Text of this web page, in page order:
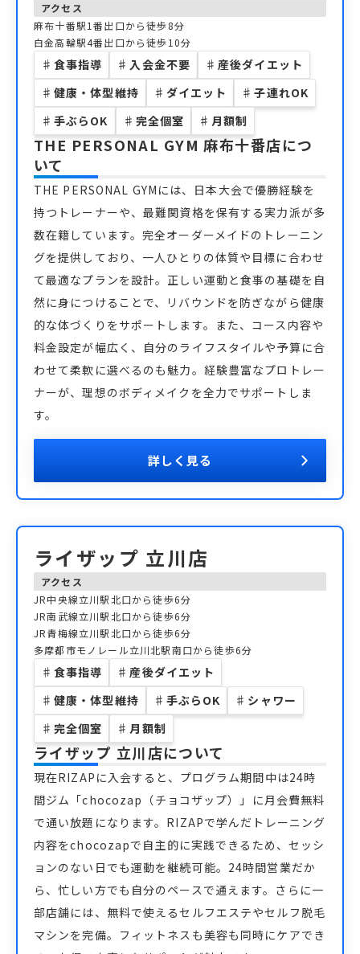
アクセス
麻布十番駅1番出口から徒歩8分
白金高輪駅4番出口から徒歩10分
♯ 食事指導 ♯ 入会金不要 ♯ 産後ダイエット
♯ 健康・体型維持 ♯ ダイエット ♯ 子連れOK
♯ 手ぶらOK ♯ 完全個室 ♯ 月額制
THE PERSONAL GYM 麻布十番店につ
いて
THE PERSONAL GYMには、日本大会で優勝経験を
持つトレーナーや、最難関資格を保有する実力派が多
数在籍しています。完全オーダーメイドのトレーニン
グを提供しており、一人ひとりの体質や目標に合わせ
て最適なプランを設計。正しい運動と食事の基礎を自
然に身につけることで、リバウンドを防ぎながら健康
的な体づくりをサポートします。また、コース内容や
料金設定が幅広く、自分のライフスタイルや予算に合
わせて柔軟に選べるのも魅力。経験豊富なプロトレー
ナーが、理想のボディメイクを全力でサポートしま
す。
詳しく見る
ライザップ 立川店
アクセス
JR中央線立川駅北口から徒歩6分
JR南武線立川駅北口から徒歩6分
JR青梅線立川駅北口から徒歩6分
多摩都市モノレール立川北駅南口から徒歩6分
♯ 食事指導 ♯ 産後ダイエット
♯ 健康・体型維持 ♯ 手ぶらOK ♯ シャワー
♯ 完全個室 ♯ 月額制
ライザップ 立川店について
現在RIZAPに入会すると、プログラム期間中は24時
間ジム「chocozap（チョコザップ）」に月会費無料
で通い放題になります。RIZAPで学んだトレーニング
内容をchocozapで自主的に実践できるため、セッシ
ョンのない日でも運動を継続可能。24時間営業だか
ら、忙しい方でも自分のペースで通えます。さらに一
部店舗には、無料で使えるセルフエステやセルフ脱毛
マシンを完備。フィットネスも美容も同時にケアでき